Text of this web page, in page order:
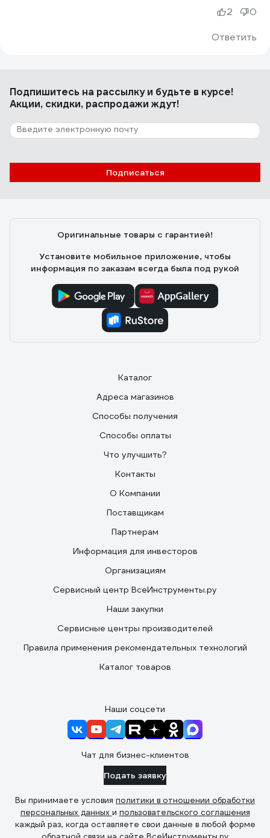
Ответить
2 0
Подпишитесь на рассылкуи будьте в курсе!
Акции, скидки, распродажи ждут!
Подписаться
Оригинальные товары с гарантией!
Установите мобильное приложение, чтобы
информация по заказам всегда была под рукой
Каталог
Адреса магазинов
Способы получения
Способы оплаты
Что улучшить?
Контакты
О Компании
Поставщикам
Партнерам
Информация для инвесторов
Организациям
Сервисный центр ВсеИнструменты.ру
Наши закупки
Сервисные центры производителей
Правила применения рекомендательных технологий
Каталог товаров
Наши соцсети
Чат для бизнес-клиентов
Подать заявку
Вы принимаете условия политики в отношении обработки
персональных данных и пользовательского соглашения
каждый раз, когда оставляете свои данные в любой форме